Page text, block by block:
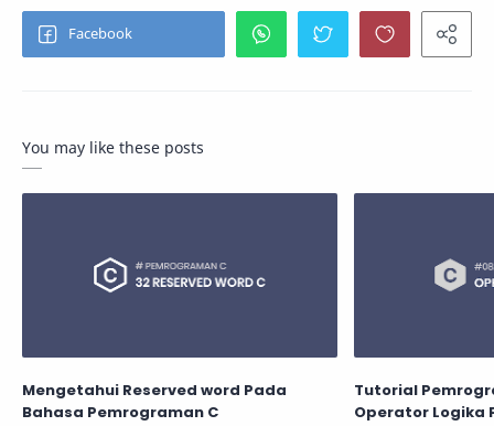
You may like these posts
Mengetahui Reserved word Pada
Bahasa Pemrograman C
Tutorial
Operator Logika